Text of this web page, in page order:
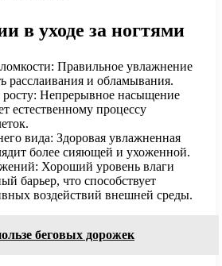
в уходе за ногтями
Правильное увлажнение
расслаивания и обламывания.
росту: Непрерывное насыщение
естественному процессу
вида: Здоровая увлажненная
более сияющей и ухоженной.
Хороший уровень влаги
барьер, что способствует
воздействий внешней среды.
беговых дорожек